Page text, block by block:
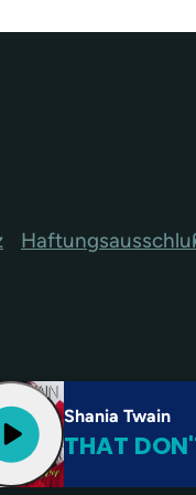
Shania Twain
THAT
play_arrow